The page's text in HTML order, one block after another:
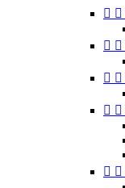
 
 
 
 
 